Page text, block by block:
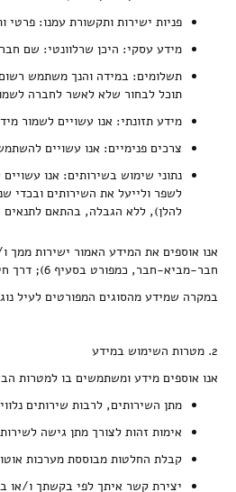
פניות ישירות ותקשורת עמנו:
מידע עסקי: היכן שרלוונטי: שם
תשלומים: במידה והנך משתמש
תוכל לבחור שלא לאשר לחברה
מידע תזונתי: אנו עשויים לשמור
צרכים פנימיים: אנו עשויים
נתוני שימוש בשירותים: אנו
לשפר ולייעל את השירותים ובכדי
להלן), ללא הגבלה, בהתאם לתנאים
חבר-מביא-חבר, כמפורט בסעיף 6); דרך חיבור חשבון המשתמש באר.טו.אם עם חשבונותיו ברשתות חברתיות; ובקשר ליוזמות עסקיות שונות ולפעילויות ואירועים שאנו מארגנים או משתתפים בהם.
במקרה שמידע מהסוגים המפורטים לעיל
2. מטרות השימוש במידע
אנו אוספים מידע ומשתמשים בו למטרות
מתן השירותים, לרבות שירותים
אימות זהות לצורך מתן גישה
קבלת החלטות מבוססת מערכות
יצירת קשר איתך לפי בקשתך ו/או
בייקרי לערב החג
רטבים לפסטות,
עוגיות של הבייקרי
מגשי אירוח סלטים,
מארזי גבינות
מהמזרח הרחוק
קפה ותה
יין קינוח
בישול וציוד למטבח
סלים ותיקים